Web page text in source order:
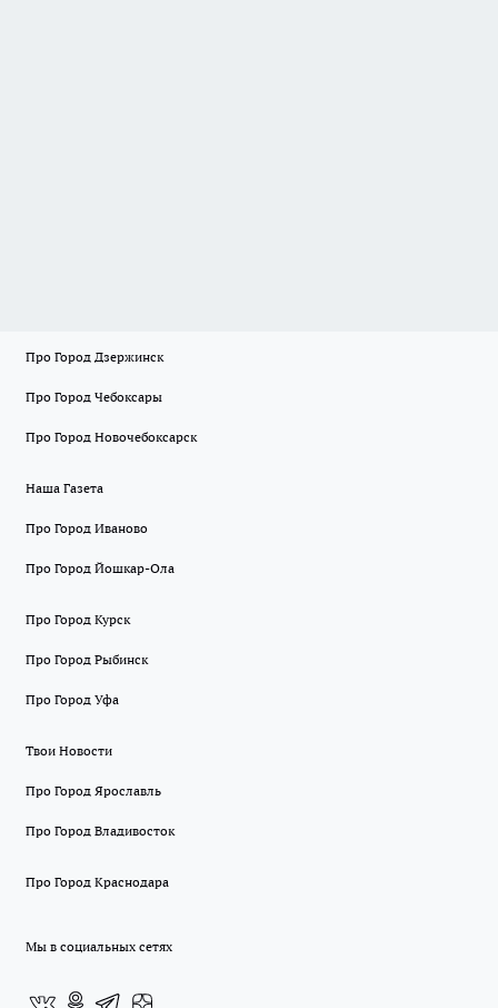
Про Город Дзержинск
Про Город Чебоксары
Про Город Новочебоксарск
Наша Газета
Про Город Иваново
Про Город Йошкар-Ола
Про Город Курск
Про Город Рыбинск
Про Город Уфа
Твои Новости
Про Город Ярославль
Про Город Владивосток
Про Город Краснодара
Мы в социальных сетях